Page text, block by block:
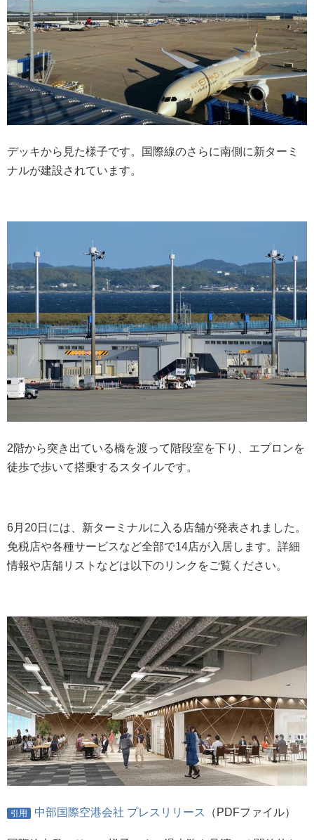
デッキから見た様子です。国際線のさらに南側に新ターミ
ナルが建設されています。
2階から突き出ている橋を渡って階段室を下り、エプロンを
徒歩で歩いて搭乗するスタイルです。
6月20日には、新ターミナルに入る店舗が発表されました。
免税店や各種サービスなど全部で14店が入居します。詳細
情報や店舗リストなどは以下のリンクをご覧ください。
引用 中部国際空港会社 プレスリリース （PDFファイル）